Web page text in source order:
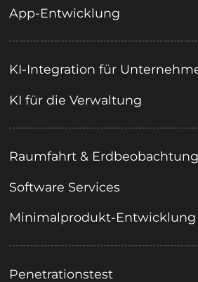
App-Entwicklung
KI-Integration für
KI für die Verwaltung
Raumfahrt & Erdbeobachtung
Software Services
Minimalprodukt-Entwicklung
Penetrationstest